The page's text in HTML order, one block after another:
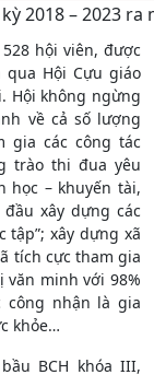
2018 – 2023 ra
hội viên, được
Hội Cựu giáo
Hội không ngừng
về cả số lượng
gia các công tác
trào thi đua yêu
học – khuyến tài,
xây dựng các
tập”; xây dựng xã
tích cực tham gia
minh với 98%
công nhận là gia
khỏe…
BCH khóa III,